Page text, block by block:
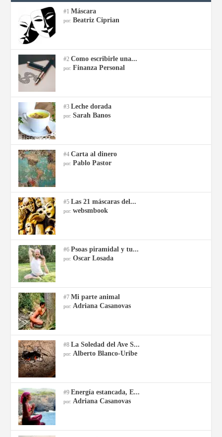
#1Máscara
por: Beatriz Ciprian
#2Como escribirle una...
por: Finanza Personal
#3Leche dorada
por:Sarah Banos
#4Carta al dinero
por: Pablo Pastor
#5Las 21 máscaras del...
por:websmbook
#6Psoas piramidal y tu...
por:Oscar Losada
#7Mi parte animal
por: Adriana Casanovas
#8La Soledad del Ave S...
por: Alberto Blanco-Uribe
#9Energía estancada, E...
por: Adriana Casanovas